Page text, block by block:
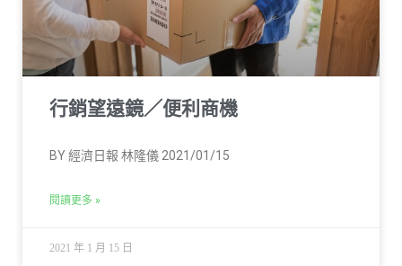
行銷望遠鏡／便利商機
BY 經濟日報 林隆儀 2021/01/15
閱讀更多 »
2021 年 1 月 15 日